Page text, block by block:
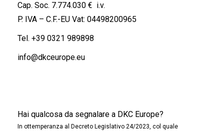
Cap. Soc. 7.774.030 € i.v.
P. IVA – C.F.-EU Vat: 04498200965
Tel. +39 0321 989898
info@dkceurope.eu
Hai qualcosa da segnalare a DKC Europe?
In ottemperanza al Decreto Legislativo 24/2023, col quale